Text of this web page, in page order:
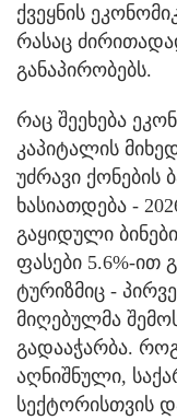
ქვეყნის
რასაც
განაპირობებს.
რაც შეეხება
კაპიტალის
უძრავი ქონების
ხასიათდება -
გაყიდული
ფასები 5.6%-ით
ტურიზმიც -
მიღებულმა
გადააჭარბა.
აღნიშნული,
სექტორისთვის